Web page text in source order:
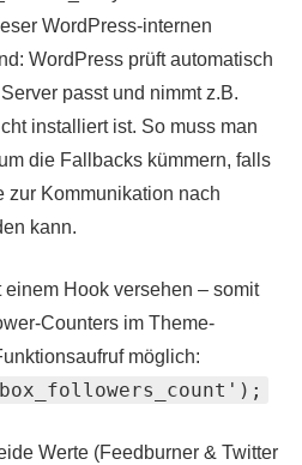
WordPress-internen
WordPress prüft automatisch
passt und nimmt z.B.
installiert ist. So muss man
die Fallbacks kümmern, falls
zur Kommunikation nach
kann.
Hook versehen – somit
Counters im Theme-
möglich:
Werte (Feedburner & Twitter